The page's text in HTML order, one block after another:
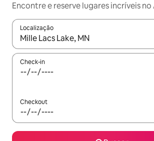
Encontre e reserve lugares incríveis
Localização
Quando os resultados estiverem
Check-in
Checkout